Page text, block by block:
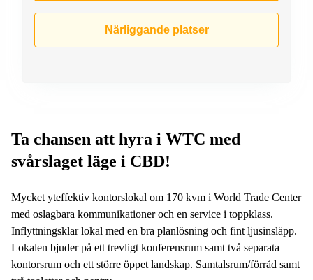
Närliggande platser
Ta chansen att hyra i WTC med
svårslaget läge i CBD!
Mycket yteffektiv kontorslokal om 170 kvm i World Trade Center
med oslagbara kommunikationer och en service i toppklass.
Inflyttningsklar lokal med en bra planlösning och fint ljusinsläpp.
Lokalen bjuder på ett trevligt konferensrum samt två separata
kontorsrum och ett större öppet landskap. Samtalsrum/förråd samt